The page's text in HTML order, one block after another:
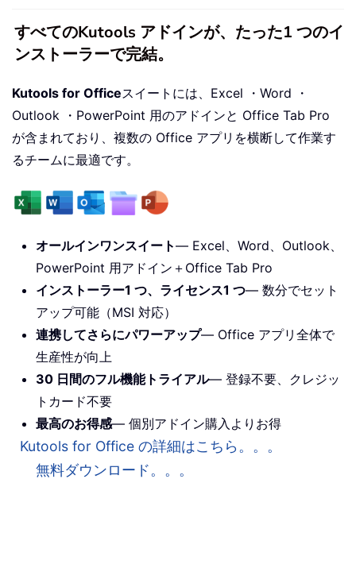
すべてのKutools アドインが、たった1 つのイ
ンストーラーで完結。
Kutools for Officeスイートには、Excel ・Word ・
Outlook ・PowerPoint 用のアドインと Office Tab Pro
が含まれており、複数の Office アプリを横断して作業す
るチームに最適です。
オールインワンスイート— Excel、Word、Outlook、
PowerPoint 用アドイン＋Office Tab Pro
インストーラー1 つ、ライセンス1 つ— 数分でセット
アップ可能（MSI 対応）
連携してさらにパワーアップ— Office アプリ全体で
生産性が向上
30 日間のフル機能トライアル— 登録不要、クレジッ
トカード不要
最高のお得感— 個別アドイン購入よりお得
Kutools for Office の詳細はこちら。。。
無料ダウンロード。。。